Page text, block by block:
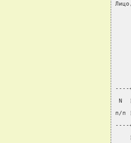
N
п/